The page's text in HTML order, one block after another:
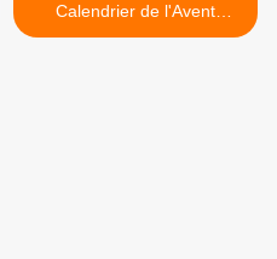
Calendrier de l'Avent
Dammann, Jour 23 >